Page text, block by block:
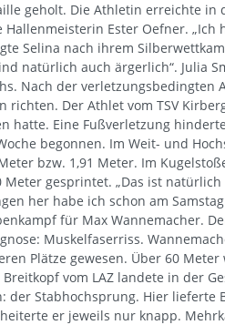
geholt. Die Athletin erreichte
Hallenmeisterin Ester Oefner.
Selina nach ihrem
natürlich auch ärgerlich“. Julia
Nach der verletzungsbedingten
richten. Der Athlet vom TSV
hatte. Eine Fußverletzung
begonnen. Im Weit- und
bzw. 1,91 Meter. Im
gesprintet. „Das ist
her habe ich schon am
für Max Wannemacher.
Muskelfaserriss.
Plätze gewesen. Über 60
vom LAZ landete in der
der Stabhochsprung. Hier
er jeweils nur knapp.